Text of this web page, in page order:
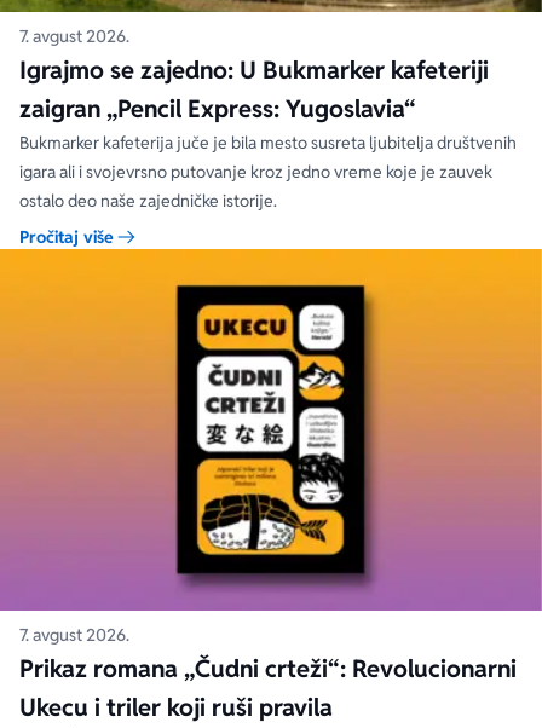
7. avgust 2026.
Igrajmo se zajedno: U Bukmarker kafeteriji
zaigran „Pencil Express: Yugoslavia“
Bukmarker kafeterija juče je bila mesto susreta ljubitelja društvenih
igara ali i svojevrsno putovanje kroz jedno vreme koje je zauvek
ostalo deo naše zajedničke istorije.
Pročitaj više
7. avgust 2026.
Prikaz romana „Čudni crteži“: Revolucionarni
Ukecu i triler koji ruši pravila